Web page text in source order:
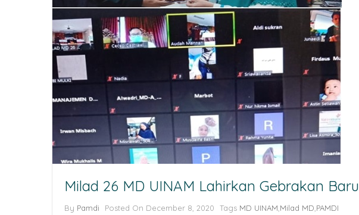
Milad 26 MD UINAM Lahirkan Gebrakan Baru
By Pamdi Posted On December 8, 2020 Tags MD UINAM Milad MD PAMDI